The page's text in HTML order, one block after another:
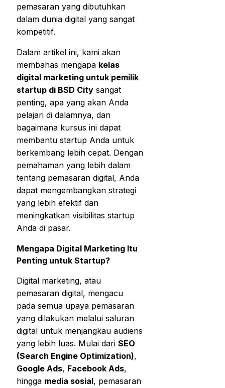
pemasaran yang dibutuhkan
dalam dunia digital yang sangat
kompetitif.
Dalam artikel ini, kami akan
membahas mengapa kelas
digital marketing untuk pemilik
startup di BSD City sangat
penting, apa yang akan Anda
pelajari di dalamnya, dan
bagaimana kursus ini dapat
membantu startup Anda untuk
berkembang lebih cepat. Dengan
pemahaman yang lebih dalam
tentang pemasaran digital, Anda
dapat mengembangkan strategi
yang lebih efektif dan
meningkatkan visibilitas startup
Anda di pasar.
Mengapa Digital Marketing Itu
Penting untuk Startup?
Digital marketing, atau
pemasaran digital, mengacu
pada semua upaya pemasaran
yang dilakukan melalui saluran
digital untuk menjangkau audiens
yang lebih luas. Mulai dari SEO
(Search Engine Optimization),
Google Ads, Facebook Ads,
hingga media sosial, pemasaran